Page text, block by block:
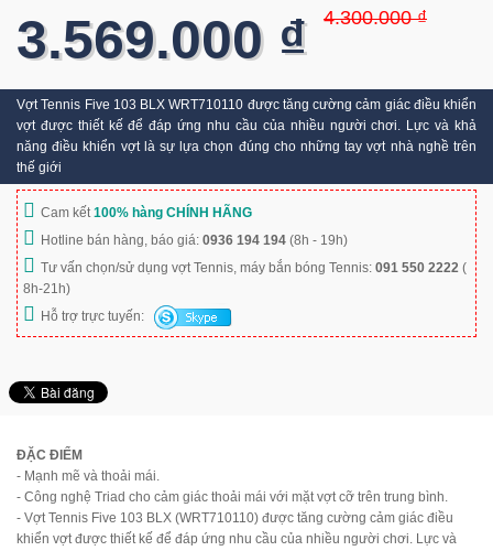
4.300.000 ₫
3.569.000 ₫
Vợt Tennis Five 103 BLX WRT710110 được tăng cường cảm giác điều khiển
vợt được thiết kế để đáp ứng nhu cầu của nhiều người chơi. Lực và khả
năng điều khiển vợt là sự lựa chọn đúng cho những tay vợt nhà nghề trên
thế giới
Cam kết100% hàng CHÍNH HÃNG
Hotline bán hàng, báo giá: 0936 194 194 (8h - 19h)
Tư vấn chọn/sử dụng vợt Tennis, máy bắn bóng Tennis: 091 550 2222 (
8h-21h)
Hỗ trợ trực tuyến:
ĐẶC ĐIỂM
- Mạnh mẽ và thoải mái.
- Công nghệ Triad cho cảm giác thoải mái với mặt vợt cỡ trên trung bình.
- Vợt Tennis Five 103 BLX (WRT710110) được tăng cường cảm giác điều
khiển vợt được thiết kế để đáp ứng nhu cầu của nhiều người chơi. Lực và